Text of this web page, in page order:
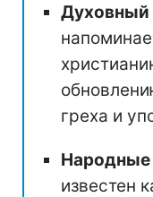
греха и
Народные
известен